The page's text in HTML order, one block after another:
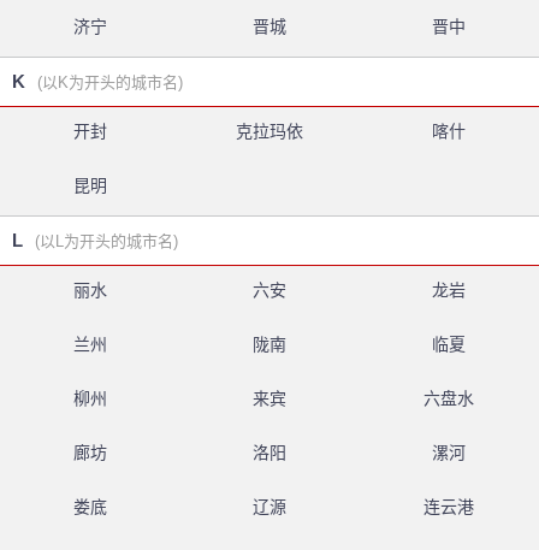
济宁 晋城 晋中
K (以K为开头的城市名)
开封 克拉玛依 喀什
昆明
L (以L为开头的城市名)
丽水 六安 龙岩
兰州 陇南 临夏
柳州 来宾 六盘水
廊坊 洛阳 漯河
娄底 辽源 连云港